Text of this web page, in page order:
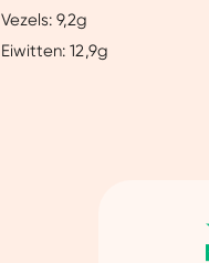
Vezels: 9,2g
Eiwitten: 12,9g